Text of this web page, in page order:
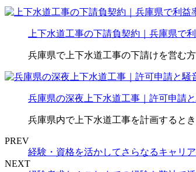
上下水道工事の下請負契約｜兵庫県で
兵庫県で上下水道工事の下請けを営む
兵庫県の深夜上下水道工事｜許可申請
兵庫県内で上下水道工事を計画すると
PREV
経験・資格を活かしてさらなるキャリア
NEXT